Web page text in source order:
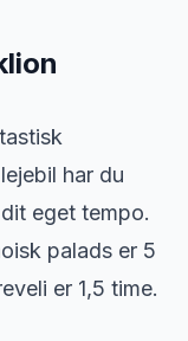
har du
eget tempo.
palads er 5
er 1,5 time.